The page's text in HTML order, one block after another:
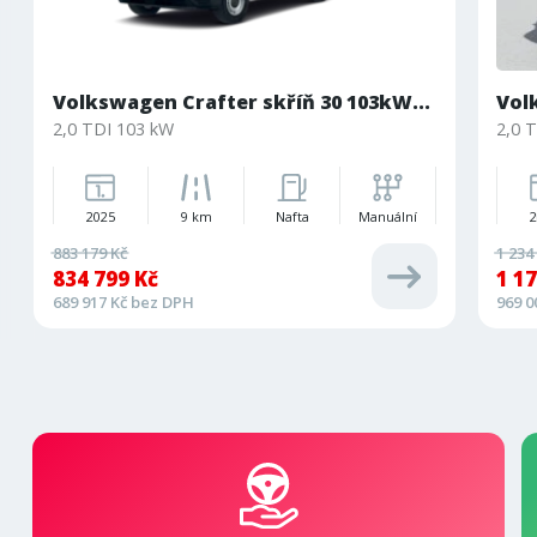
Volkswagen Crafter skříň 30 103kW...
2,0 TDI 103 kW
2025 9 km Nafta Manuální
883 179 Kč
834 799 Kč
689 917 Kč bez DPH
2,0
1
1
969